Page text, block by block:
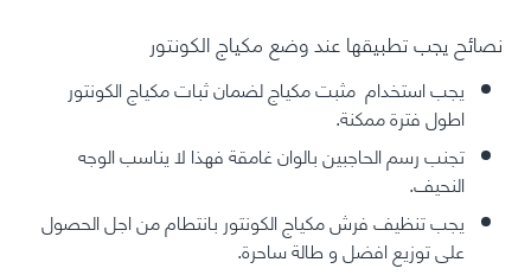
نصائح يجب تطبيقها عند وضع مكياج الكونتور
يجب استخدام مثبت مكياج لضمان ثبات مكياج الكونتور
اطول فترة ممكنة.
تجنب رسم الحاجبين بالوان غامقة فهذا لا يناسب الوجه
النحيف.
يجب تنظيف فرش مكياج الكونتور بانتطام من اجل الحصول
على توزيع افضل و طالة ساحرة.